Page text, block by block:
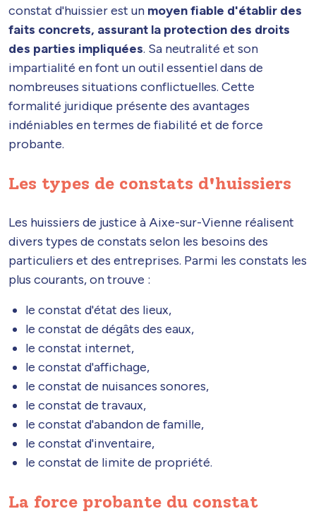
constat d'huissier est un moyen fiable d'établir des
faits concrets, assurant la protection des droits
des parties impliquées. Sa neutralité et son
impartialité en font un outil essentiel dans de
nombreuses situations conflictuelles. Cette
formalité juridique présente des avantages
indéniables en termes de fiabilité et de force
probante.
Les types de constats d'huissiers
Les huissiers de justice à Aixe-sur-Vienne réalisent
divers types de constats selon les besoins des
particuliers et des entreprises. Parmi les constats les
plus courants, on trouve :
le constat d'état des lieux,
le constat de dégâts des eaux,
le constat internet,
le constat d'affichage,
le constat de nuisances sonores,
le constat de travaux,
le constat d'abandon de famille,
le constat d'inventaire,
le constat de limite de propriété.
La force probante du constat